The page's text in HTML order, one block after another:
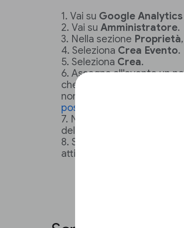
Vai su Google
Vai su Amministratore.
Nella sezione Proprietà
Seleziona Crea Evento.
Seleziona Crea.
Assegna all'evento un
che contenga trattini
nomi degli eventi sono
possono includere
Nella sezione
dell'evento dal passaggio
Seleziona
attiverà il nuovo evento.